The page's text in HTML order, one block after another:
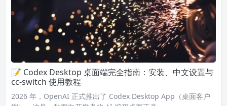
📝 Codex Desktop 桌面端完全指南：安装、中文设置与
cc-switch 使用教程
2026 年，OpenAI 正式推出了 Codex Desktop App（桌面客户